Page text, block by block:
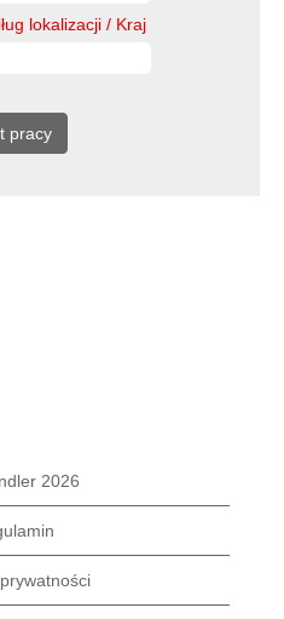
lokalizacji / Kraj
2026